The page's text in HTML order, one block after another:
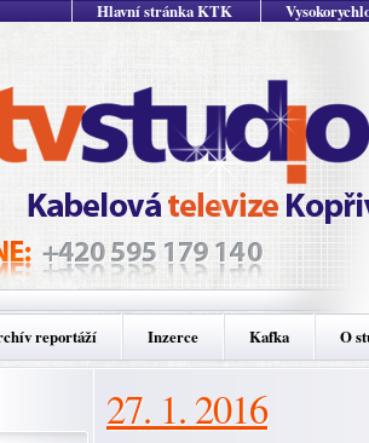
Hlavní stránka KTK
reportáží Inzerce Kafka O
27. 1. 2016